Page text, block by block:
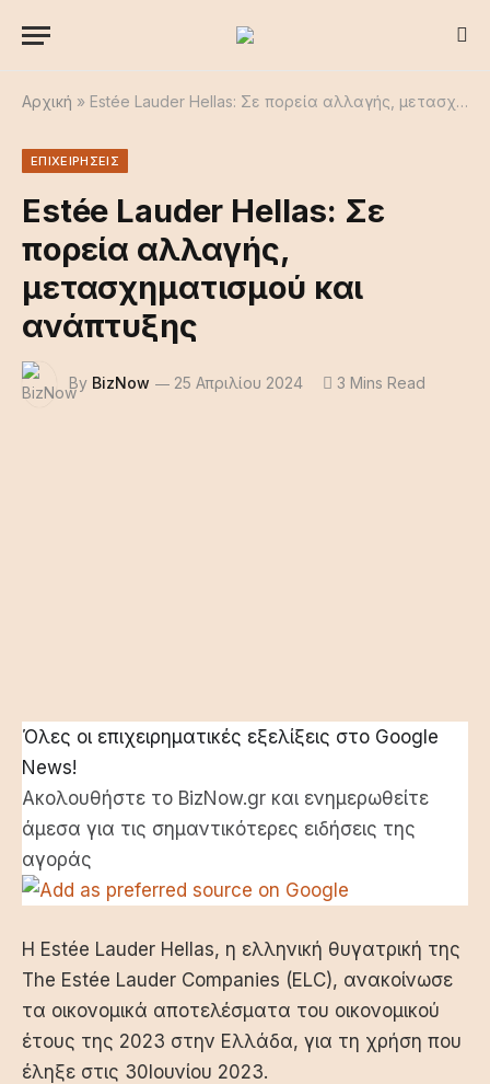
Αρχική » Estée Lauder Hellas: Σε πορεία αλλαγής, μετασχηματισμού και ανάπτυξης
ΕΠΙΧΕΙΡΗΣΕΙΣ
Estée Lauder Hellas: Σε
πορεία αλλαγής,
μετασχηματισμού και
ανάπτυξης
By BizNow 25 Απριλίου 2024 3 Mins Read
Όλες οι επιχειρηματικές εξελίξεις στο Google
News!
Ακολουθήστε το BizNow.gr και ενημερωθείτε
άμεσα για τις σημαντικότερες ειδήσεις της
αγοράς
Η Estée Lauder Hellas, η ελληνική θυγατρική της
The Estée Lauder Companies (ELC), ανακοίνωσε
τα οικονομικά αποτελέσματα του οικονομικού
έτους της 2023 στην Ελλάδα, για τη χρήση που
έληξε στις 30Ιουνίου 2023.